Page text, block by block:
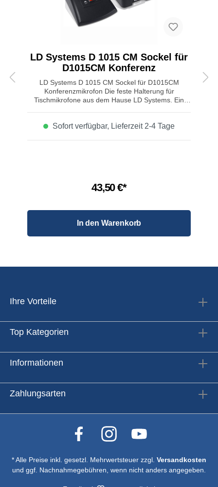
LD Systems D 1015 CM Sockel für
D1015CM Konferenz
LD Systems D 1015 CM Sockel für D1015CM
Konferenzmikrofon Die feste Halterung für
Tischmikrofone aus dem Hause LD Systems. Ein
weiblich 3-poligen XLR-Anschluss auf der Oberseite,
Sofort verfügbar, Lieferzeit 2-4 Tage
43,50 €*
In den Warenkorb
Ihre Vorteile
Top Kategorien
Informationen
Zahlungsarten
* Alle Preise inkl. gesetzl. Mehrwertsteuer zzgl. Versandkosten
und ggf. Nachnahmegebühren, wenn nicht anders angegeben.